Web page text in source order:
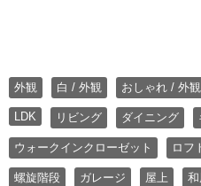
外観 白 / 外観 おしゃれ / 外観
LDK リビング ダイニング
ウォークインクローゼット ロフ
螺旋階段 ガレージ 屋上